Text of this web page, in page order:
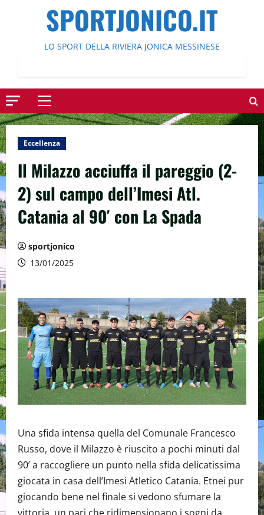
SPORTJONICO.IT
LO SPORT DELLA RIVIERA JONICA MESSINESE
Menu
principale
Eccellenza
Il Milazzo acciuffa il pareggio (2-
2) sul campo dell’Imesi Atl.
Catania al 90′ con La Spada
sportjonico
13/01/2025
Una sfida intensa quella del Comunale Francesco
Russo, dove il Milazzo è riuscito a pochi minuti dal
90’ a raccogliere un punto nella sfida delicatissima
giocata in casa dell’Imesi Atletico Catania. Etnei pur
giocando bene nel finale si vedono sfumare la